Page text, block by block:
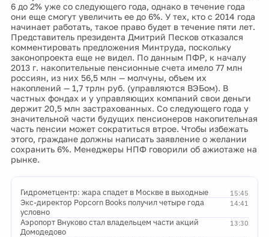
6 до 2% уже со следующего года, однако в течение года
они еще смогут увеличить ее до 6%. У тех, кто с 2014 года
начинает работать, такое право будет в течение пяти лет.
Представитель президента Дмитрий Песков отказался
комментировать предложения Минтруда, поскольку
законопроекта еще не видел. По данным ПФР, к началу
2013 г. накопительные пенсионные счета имело 77 млн
россиян, из них 56,5 млн — молчуны, объем их
накоплений — 1,7 трлн руб. (управляются ВЭБом). В
частных фондах и у управляющих компаний свои деньги
держит 20,5 млн застрахованных. Со следующего года у
значительной части будущих пенсионеров накопительная
часть пенсии может сократиться втрое. Чтобы избежать
этого, граждане должны написать заявление о желании
сохранить 6%. Менеджеры НПФ говорили об ажиотаже на
рынке.
15:45
Гидрометцентр: жара спадет в Москве в выходные
14:41
Экс-директор Popcorn Books получил четыре года
условно
13:30
Аэропорт Внуково стал владельцем части акций
Домодедово